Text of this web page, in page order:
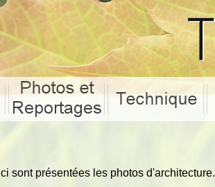
Ici sont présentées les photos d'architecture.